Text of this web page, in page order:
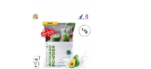
Tampilkan